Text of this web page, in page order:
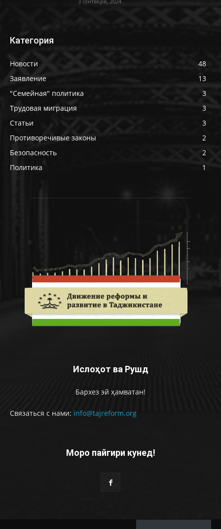
Категория
Новости
48
Заявление
13
"Семейная" политика
3
Трудовая миграция
3
Статьи
3
Противоречивые законы
2
Безопасность
2
Политика
1
Ислоҳот ва Рушд
Бархез эй ҳамватан!
Связаться с нами: info@tajreform.org
Моро пайгири кунед!